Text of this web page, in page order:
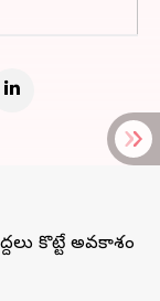
కొట్టే అవకాశం